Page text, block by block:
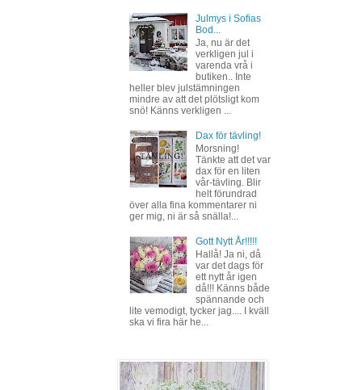
Julmys i Sofias
Bod...
Ja, nu är det
verkligen jul i
varenda vrå i
butiken.. Inte
heller blev julstämningen
mindre av att det plötsligt kom
snö! Känns verkligen ...
Dax för tävling!
Morsning!
Tänkte att det var
dax för en liten
vår-tävling. Blir
helt förundrad
över alla fina kommentarer ni
ger mig, ni är så snälla!...
Gott Nytt År!!!!!
Hallå! Ja ni, då
var det dags för
ett nytt år igen
då!!! Känns både
spännande och
lite vemodigt, tycker jag.... I kväll
ska vi fira här he...